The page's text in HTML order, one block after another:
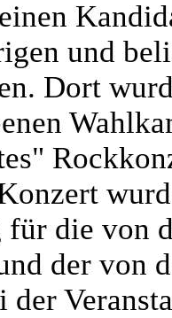
und
Dort
für die von
der von
der